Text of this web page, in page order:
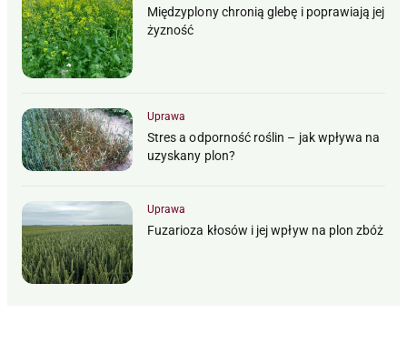
Międzyplony chronią glebę i poprawiają jej
żyzność
Uprawa
Stres a odporność roślin – jak wpływa na
uzyskany plon?
Uprawa
Fuzarioza kłosów i jej wpływ na plon zbóż